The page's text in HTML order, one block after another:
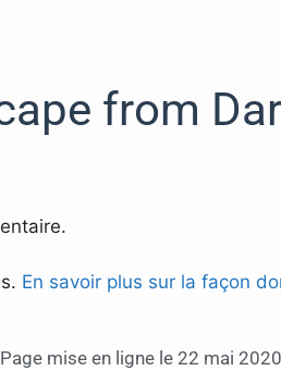
from
En savoir plus sur la façon
Page mise en ligne le 22 mai 2020